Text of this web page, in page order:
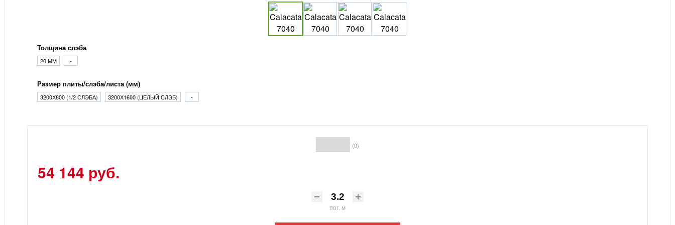
Толщина слэба
20 ММ -
Размер плиты/слэба/листа (мм)
3200Х800 (1/2 СЛЭБА) 3200Х1600 (ЦЕЛЫЙ СЛЭБ) -
(0)
54 144 руб.
пог. м